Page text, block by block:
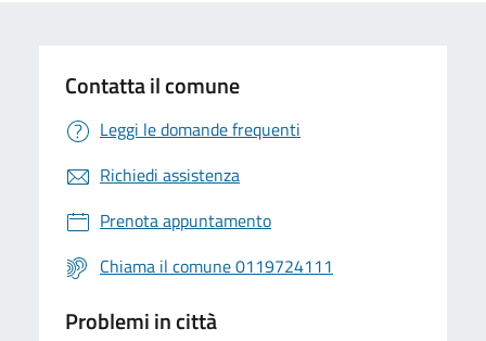
Contatta il comune
Leggi le domande frequenti
Richiedi assistenza
Prenota appuntamento
Chiama il comune 0119724111
Problemi in città